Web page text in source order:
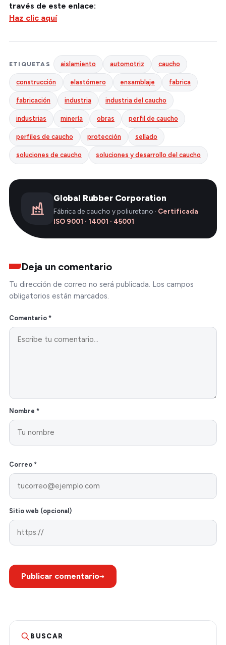
través de este enlace:
Haz clic aquí
ETIQUETAS aislamiento automotriz caucho
construcción elastómero ensamblaje fabrica
fabricación industria industria del caucho
industrias minería obras perfil de caucho
perfiles de caucho protección sellado
soluciones de caucho soluciones y desarrollo del caucho
Global Rubber Corporation
Fábrica de caucho y poliuretano · Certificada
ISO 9001 · 14001 · 45001
Deja un comentario
Tu dirección de correo no será publicada. Los campos
obligatorios están marcados.
Comentario *
Nombre *
Correo *
Sitio web (opcional)
Publicar comentario→
BUSCAR